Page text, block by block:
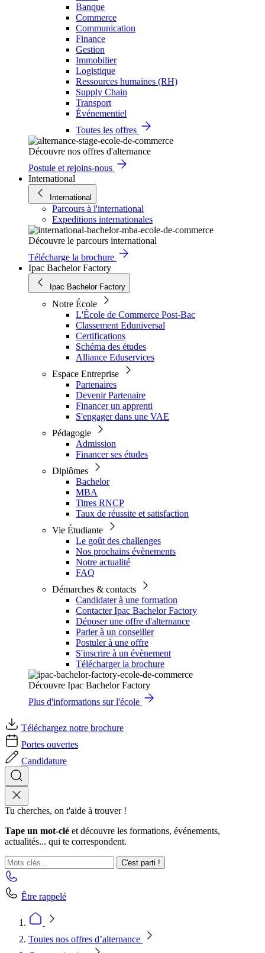
Banque
Commerce
Communication
Finance
Gestion
Immobilier
Logistique
Ressources humaines (RH)
Supply Chain
Transport
Événementiel
Toutes les offres
Découvre nos offres d'alternance
Postule et rejoins-nous
International
International
Parcours à l'international
Expeditions internationales
Découvre le parcours international
Télécharge la brochure
Ipac Bachelor Factory
Ipac Bachelor Factory
Notre École
L'École de Commerce Post-Bac
Classement Eduniversal
Certifications
Schéma des études
Alliance Eduservices
Espace Entreprise
Partenaires
Devenir Partenaire
Financer un apprenti
S'engager dans une VAE
Pédagogie
Admission
Financer ses études
Diplômes
Bachelor
MBA
Titres RNCP
Taux de réussite et satisfaction
Vie Étudiante
Le goût des challenges
Nos prochains évènements
Notre actualité
FAQ
Démarches & contacts
Candidater à une formation
Contacter Ipac Bachelor Factory
Déposer une offre d'alternance
Parler à un conseiller
Postuler à une offre
S'inscrire à un évènement
Télécharger la brochure
Découvre Ipac Bachelor Factory
Plus d'informations sur l'école
Téléchargez notre brochure
Portes ouvertes
Candidature
Tu cherches, on t'aide à trouver !
Tape un mot-clé et découvre les formations, événements,
actualités... qui te correspondent.
C'est parti !
Être rappelé
Toutes nos offres d’alternance